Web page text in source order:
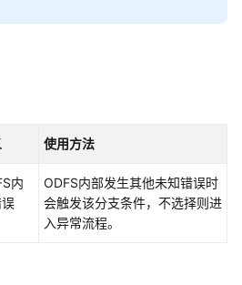
使用方法
内
ODFS内部发生其他未知错误时
会触发该分支条件，不选择则进
入异常流程。